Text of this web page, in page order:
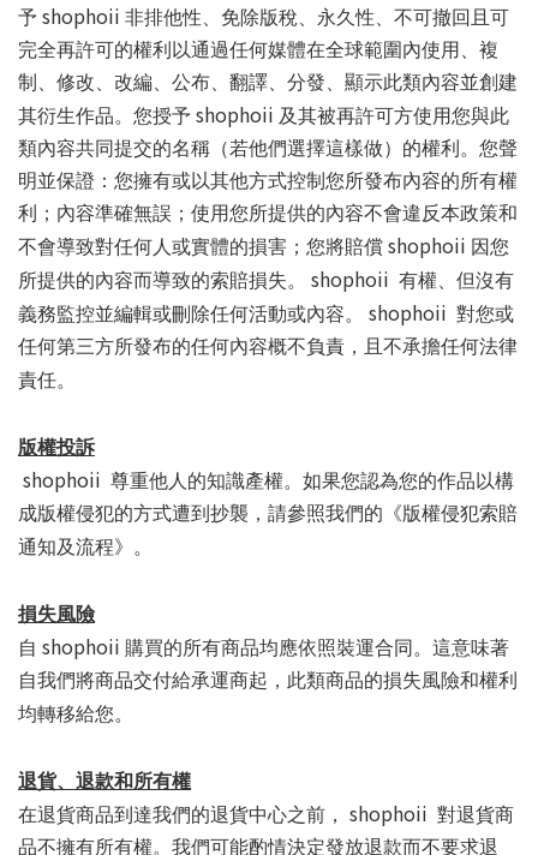
予 shophoii 非排他性、免除版稅、永久性、不可撤回且可
完全再許可的權利以通過任何媒體在全球範圍內使用、複
制、修改、改編、公布、翻譯、分發、顯示此類內容並創建
其衍生作品。您授予 shophoii 及其被再許可方使用您與此
類內容共同提交的名稱（若他們選擇這樣做）的權利。您聲
明並保證：您擁有或以其他方式控制您所發布內容的所有權
利；內容準確無誤；使用您所提供的內容不會違反本政策和
不會導致對任何人或實體的損害；您將賠償 shophoii 因您
所提供的內容而導致的索賠損失。
shophoii 有權、但沒有
義務監控並編輯或刪除任何活動或內容。
shophoii 對您或
任何第三方所發布的任何內容概不負責，且不承擔任何法律
責任。
版權投訴
shophoii 尊重他人的知識產權。如果您認為您的作品以構
成版權侵犯的方式遭到抄襲，請參照我們的 《版權侵犯索賠
通知及流程》。
損失風險
自 shophoii 購買的所有商品均應依照裝運合同。這意味著
自我們將商品交付給承運商起，此類商品的損失風險和權利
均轉移給您。
退貨、退款和所有權
在退貨商品到達我們的退貨中心之前，
shophoii 對退貨商
品不擁有所有權。我們可能酌情決定發放退款而不要求退